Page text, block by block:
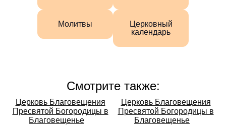
Молитвы
Церковный
календарь
Смотрите также:
Смотрите
также:
Церковь Благовещения
Пресвятой Богородицы в
Благовещенье
Церковь Благовещения
Пресвятой Богородицы в
Благовещенье